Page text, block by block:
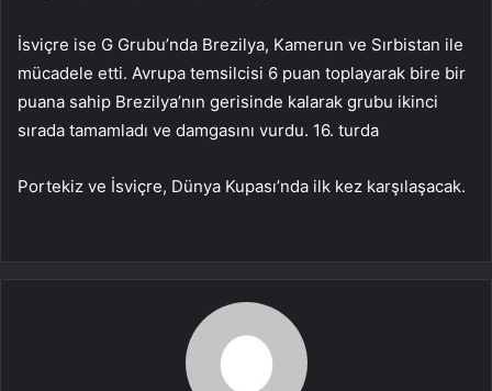
İsviçre ise G Grubu’nda Brezilya, Kamerun ve Sırbistan ile
mücadele etti. Avrupa temsilcisi 6 puan toplayarak bire bir
puana sahip Brezilya’nın gerisinde kalarak grubu ikinci
sırada tamamladı ve damgasını vurdu. 16. turda
Portekiz ve İsviçre, Dünya Kupası’nda ilk kez karşılaşacak.